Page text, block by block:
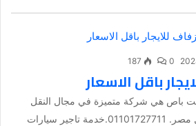
0
187
باقل الاسعار
باص هي شركة متميزة في مجال النقل
السياحي الجماعي داخل مصر. 01101727711.خدمة تاجير سيارات